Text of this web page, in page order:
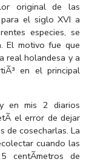
original de las
el siglo XVI a
especies, se
El motivo fue que
real holandesa y a
en el principal
en mis 2 diarios
el error de dejar
de cosecharlas. La
cuando las
centÃ­metros de